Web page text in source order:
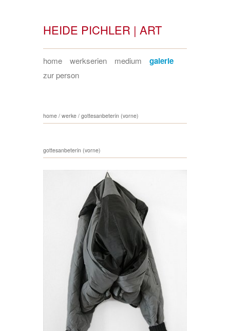
HEIDE PICHLER | ART
home werkserien medium galerie
zur person
home / werke / gottesanbeterin (vorne)
gottesanbeterin (vorne)